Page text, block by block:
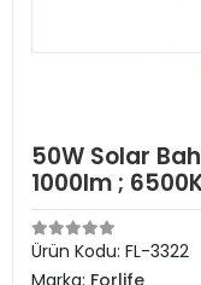
50W Solar
1000lm ;
Ürün Kodu: FL-3322
Marka: Forlife